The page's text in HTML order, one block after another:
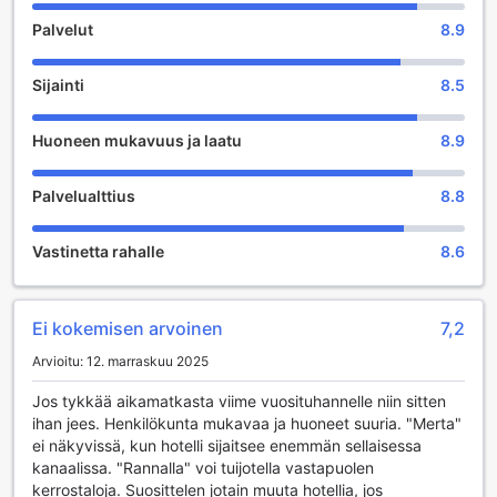
Al Raha Beach Resort & Spa tarjoaa vierailleen monipuolisia
unohtumatonta. Vierailla on mahdollisuus nauttia
rentouttavasta ajasta spa-alueella, jossa on tarjolla erilaisia
hierontapalveluja, kuumia kylpyjä sekä saunoja, jotka
tarjoavat täydellisen paikan rentoutua ja ladata akkuja.
joka edistää hyvinvointia ja rentoutumista.
Lisäksi lomakeskuksessa on viihtyisä pelihuone, jossa voit
viettää aikaa ystävien tai perheen kanssa. Yhteinen
oleskelu- ja TV-alue tarjoaa erinomaisen paikan
kaipaat ostoksia tai tuliaisia, lahja- ja matkamuistomyymälä
tarjoaa laajan valikoiman paikallisia tuotteita, jotka tuovat
mieleen unohtumattomat lomamuistot. Al Raha Beach
Resort & Spa on täydellinen kohde, jossa voit nauttia sekä
rentoutumisesta että viihteestä!
Urheilu- ja vapaa-ajan mahdollisuudet Al Raha Beach
Resort & Spassa
Palvelut 8.9
Sijainti 8.5
Huoneen mukavuus ja laatu 8.9
Palvelualttius 8.8
Vastinetta rahalle 8.6
Ei kokemisen arvoinen 7,2
Arvioitu: 12. marraskuu 2025
Jos tykkää aikamatkasta viime vuosituhannelle niin sitten
ihan jees. Henkilökunta mukavaa ja huoneet suuria. "Merta"
ei näkyvissä, kun hotelli sijaitsee enemmän sellaisessa
kanaalissa. "Rannalla" voi tuijotella vastapuolen
kerrostaloja. Suosittelen jotain muuta hotellia, jos